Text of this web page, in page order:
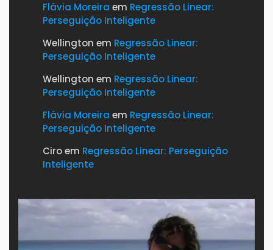
Flávia Moreira em Regressão Linear:
Perseguição Inteligente
Wellington em Regressão Linear:
Perseguição Inteligente
Wellington em Regressão Linear:
Perseguição Inteligente
Flávia Moreira em Regressão Linear:
Perseguição Inteligente
Ciroem Regressão Linear: Perseguição
Inteligente